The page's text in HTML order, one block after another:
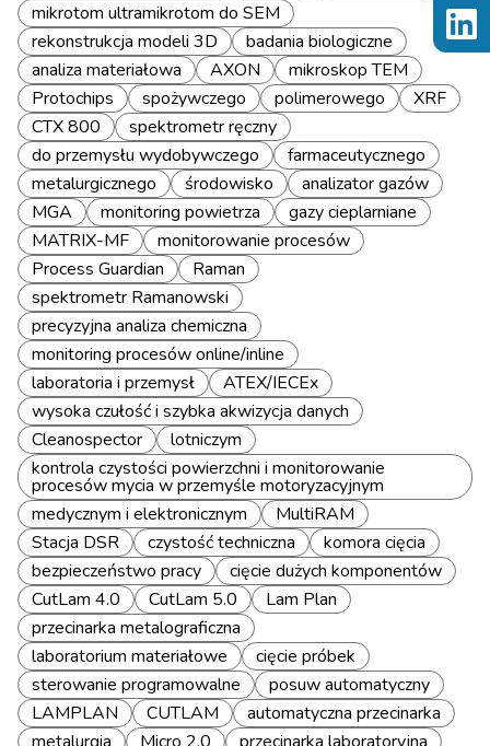
mikrotom ultramikrotom do SEM
rekonstrukcja modeli 3D
badania biologiczne
analiza materiałowa
AXON
mikroskop TEM
Protochips
spożywczego polimerowego
XRF
CTX 800
spektrometr ręczny
do przemysłu wydobywczego
farmaceutycznego
metalurgicznego
środowisko
analizator gazów
MGA
monitoring powietrza
gazy cieplarniane
MATRIX-MF
monitorowanie procesów
Process Guardian
Raman
spektrometr Ramanowski
precyzyjna analiza chemiczna
monitoring procesów online/inline
laboratoria i przemysł
ATEX/IECEx
wysoka czułość i szybka akwizycja danych
Cleanospector
lotniczym
kontrola czystości powierzchni i monitorowanie
procesów mycia w przemyśle motoryzacyjnym
medycznym i elektronicznym
MultiRAM
Stacja DSR
czystość techniczna
komora cięcia
bezpieczeństwo pracy
cięcie dużych komponentów
CutLam 4.0
CutLam 5.0
Lam Plan
przecinarka metalograficzna
laboratorium materiałowe
cięcie próbek
sterowanie programowalne
posuw automatyczny
LAMPLAN
CUTLAM
automatyczna przecinarka